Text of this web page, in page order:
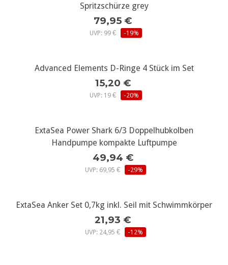
Spritzschürze grey
79,95 €
UVP: 99 € -19%
Advanced Elements D-Ringe 4 Stück im Set
15,20 €
UVP: 19 € -20%
ExtaSea Power Shark 6/3 Doppelhubkolben
Handpumpe kompakte Luftpumpe
49,94 €
UVP: 69,95 € -29%
ExtaSea Anker Set 0,7kg inkl. Seil mit Schwimmkörper
21,93 €
UVP: 24,95 € -12%